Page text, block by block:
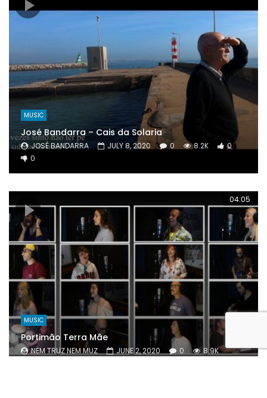
MUSIC
José Bandarra – Cais da Solaria
JOSÉ BANDARRA JULY 8, 2020 0 8.2K
0
0
04:05
MUSIC
Portimão Terra Mãe
NEM TRUZ NEM MUZ JUNE 2, 2020 0
8.9K